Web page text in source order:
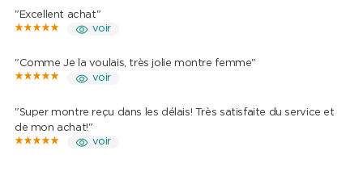
"Excellent achat"
voir
"Comme Je la voulais, très jolie montre femme"
voir
"Super montre reçu dans les délais! Très satisfaite du service et
de mon achat!"
voir